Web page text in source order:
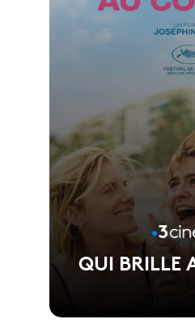
QUI BRILLE